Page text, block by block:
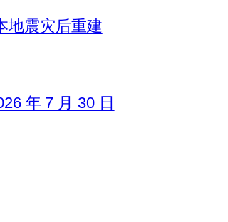
地震灾后重建
年 7 月 30 日